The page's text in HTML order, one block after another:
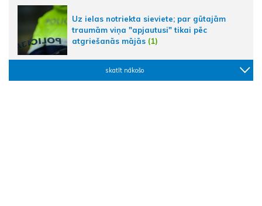
Uz ielas notriekta sieviete; par gūtajām
traumām viņa "apjautusi" tikai pēc
atgriešanās mājās (1)
skatīt nākošo